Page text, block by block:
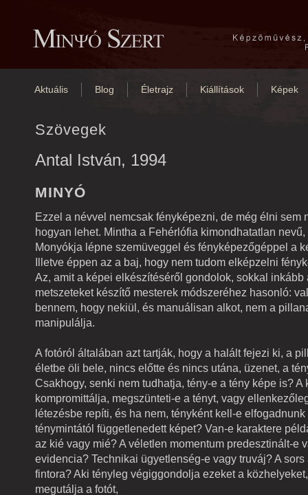
Aktuális Blog Életrajz Kiállítások Képek
Szövegek
Antal István, 1994
MINYÓ
Ezzel a névvel nemcsak fényképezni, de még élni sem
hogyan lehet. Mintha a Fehérlófia kimondhatatlan
Monyókja lépne szemüveggel és fényképezőgéppel a
Illetve éppen az a baj, hogy nem tudom elképzelni
Az, amit a képei elkészítéséről gondolok, sokkal inkább
metszeteket készítő mesterek módszeréhez hasonló:
bennem, hogy nekiül, és manuálisan alkot, nem a
manipulálja.
A fotóról általában azt tartják, hogy a halált fejezi ki, a
életbe öli bele, nincs előtte és nincs utána, üzenet, a
Csakhogy, senki nem tudhatja, tény-e a tény képe is? A
kompromittálja, megszünteti-e a tényt, vagy
létezésbe repíti, és ha nem, tényként kell-e
ténymintától függetlenedett képet? Van-e karaktere
az kié vagy mié? A véletlen momentum predesztinált-e
evidencia? Technikai ügyetlenség-e vagy truváj? A
fintora? Aki tényleg végiggondolja ezeket a
megutálja a fotót,